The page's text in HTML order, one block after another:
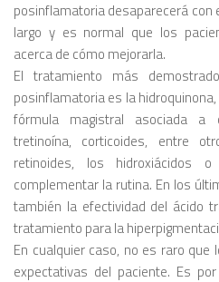
posinflamatoria desaparecerá
largo y es normal que los
acerca de cómo mejorarla.
El tratamiento más
posinflamatoria es la
fórmula magistral asociada a
tretinoína, corticoides, entre
retinoides, los hidroxiácidos
complementar la rutina. En los
también la efectividad del ácido
tratamiento para la
En cualquier caso, no es raro
expectativas del paciente. Es